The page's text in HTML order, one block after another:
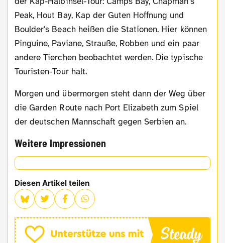
Peak, Hout Bay, Kap der Guten Hoffnung und
Boulder's Beach heißen die Stationen. Hier können
Pinguine, Paviane, Strauße, Robben und ein paar
andere Tierchen beobachtet werden. Die typische
Touristen-Tour halt.
Morgen und übermorgen steht dann der Weg über
die Garden Route nach Port Elizabeth zum Spiel
der deutschen Mannschaft gegen Serbien an.
Weitere Impressionen
Diesen Artikel teilen